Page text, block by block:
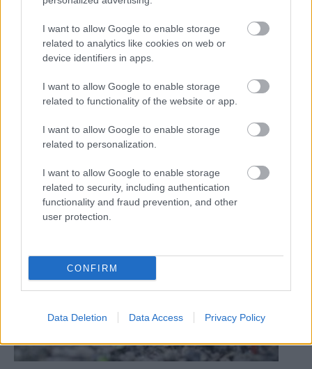
I want to allow Google to enable storage
related to analytics like cookies on web or
device identifiers in apps.
I want to allow Google to enable storage
related to functionality of the website or app.
I want to allow Google to enable storage
related to personalization.
I want to allow Google to enable storage
related to security, including authentication
functionality and fraud prevention, and other
user protection.
CONFIRM
Data Deletion Data Access Privacy Policy
materiál je najlepší na vyvýšené záhony?